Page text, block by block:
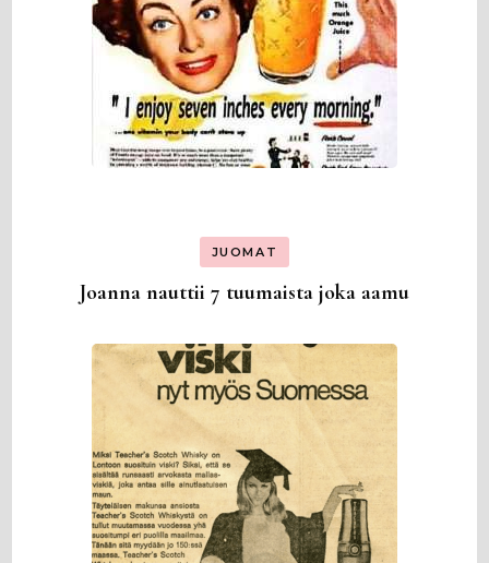
JUOMAT
Joanna nauttii 7 tuumaista joka aamu